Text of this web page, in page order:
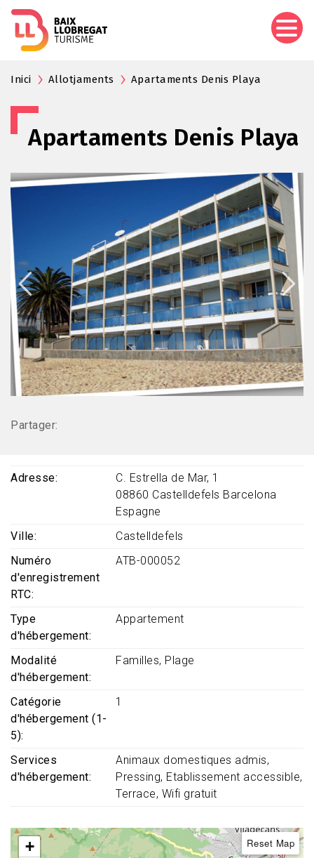
Inici Allotjaments Apartaments Denis Playa
Apartaments Denis Playa
Partager:
Adresse
C. Estrella de Mar, 1
08860 Castelldefels Barcelona
Espagne
Ville
Castelldefels
Numéro
d'enregistrement
RTC
ATB-000052
Type
d'hébergement
Appartement
Modalité
d'hébergement
Familles Plage
Catégorie
d'hébergement (1-
5)
1
Services
d'hébergement
Animaux domestiques admis
Pressing Etablissement accessible
Terrace Wifi gratuit
+
Reset Map